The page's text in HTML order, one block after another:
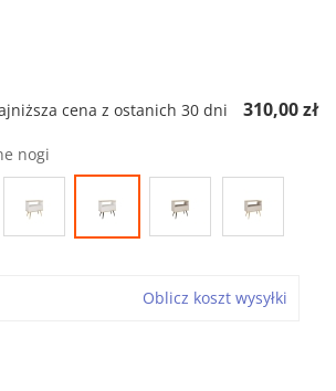
cena z ostanich 30 dni 310,00 zł
nogi
Oblicz koszt wysyłki